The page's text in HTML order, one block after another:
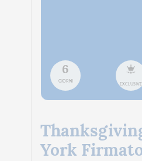
6
GIORNI
EXCLUSIVE
York